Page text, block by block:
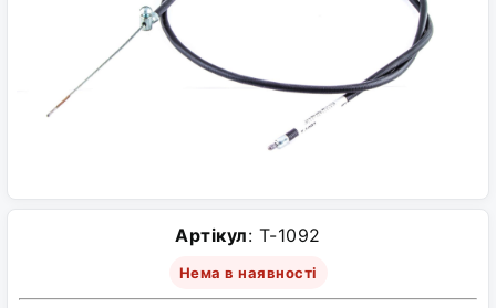
Артікул: T-1092
Нема в наявності